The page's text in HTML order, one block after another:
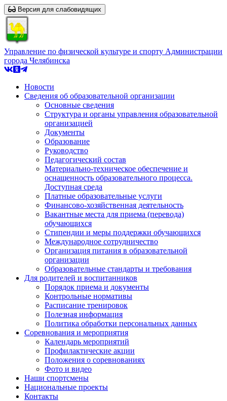
Версия для слабовидящих
Управление по физической культуре и спорту Администрации
города Челябинска
Новости
Сведения об образовательной организации
Основные сведения
Структура и органы управления образовательной
организацией
Документы
Образование
Руководство
Педагогический состав
Материально-техническое обеспечение и
оснащенность образовательного процесса.
Доступная среда
Платные образовательные услуги
Финансово-хозяйственная деятельность
Вакантные места для приема (перевода)
обучающихся
Стипендии и меры поддержки обучающихся
Международное сотрудничество
Организация питания в образовательной
организации
Образовательные стандарты и требования
Для родителей и воспитанников
Порядок приема и документы
Контрольные нормативы
Расписание тренировок
Полезная информация
Политика обработки персональных данных
Соревнования и мероприятия
Календарь мероприятий
Профилактические акции
Положения о соревнованиях
Фото и видео
Наши спортсмены
Национальные проекты
Контакты